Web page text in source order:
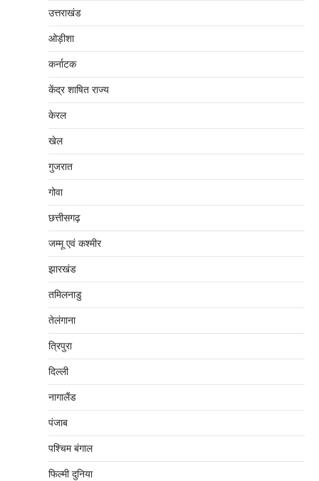
उत्तराखंड
ओड़ीशा
कर्नाटक
केंद्र शाषित राज्य
केरल
खेल
गुजरात
गोवा
छत्तीसगढ़
जम्‍मू एवं कश्‍मीर
झारखंड
तमिलनाडु
तेलंगाना
त्रिपुरा
दिल्‍ली
नागालैंड
पंजाब
पश्चिम बंगाल
फिल्मी दुनिया